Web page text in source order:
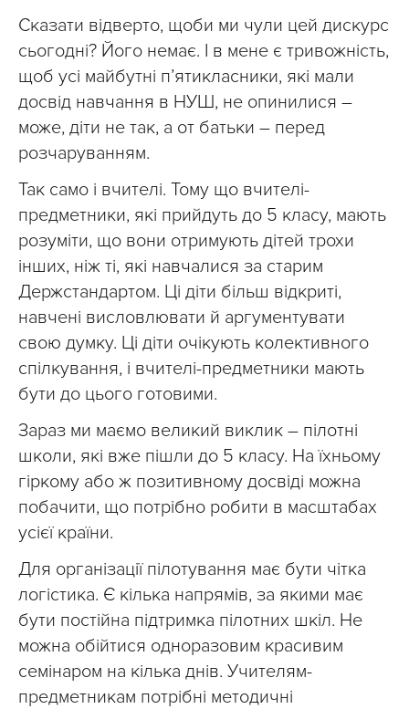
Сказати відверто, щоби ми чули цей дискурс
сьогодні? Його немає. І в мене є тривожність,
щоб усі майбутні п’ятикласники, які мали
досвід навчання в НУШ, не опинилися –
може, діти не так, а от батьки – перед
розчаруванням.
Так само і вчителі. Тому що вчителі-
предметники, які прийдуть до 5 класу, мають
розуміти, що вони отримують дітей трохи
інших, ніж ті, які навчалися за старим
Держстандартом. Ці діти більш відкриті,
навчені висловлювати й аргументувати
свою думку. Ці діти очікують колективного
спілкування, і вчителі-предметники мають
бути до цього готовими.
Зараз ми маємо великий виклик – пілотні
школи, які вже пішли до 5 класу. На їхньому
гіркому або ж позитивному досвіді можна
побачити, що потрібно робити в масштабах
усієї країни.
Для організації пілотування має бути чітка
логістика. Є кілька напрямів, за якими має
бути постійна підтримка пілотних шкіл. Не
можна обійтися одноразовим красивим
семінаром на кілька днів. Учителям-
предметникам потрібні методичні